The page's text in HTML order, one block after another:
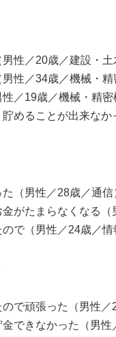
性／20歳／建設・土
性／34歳／機械・精
／19歳／機械・精密
貯めることが出来な
（男性／28歳／通信
金がたまらなくなる（
で（男性／24歳／情
ので頑張った（男性
できなかった（男性